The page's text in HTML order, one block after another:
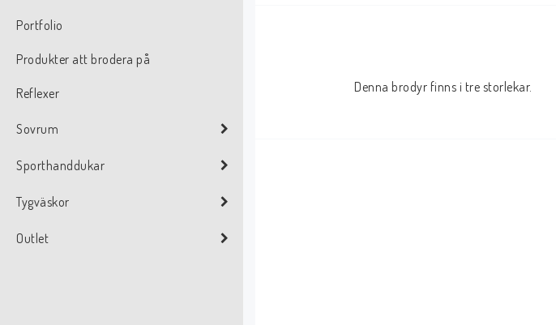
Portfolio
Produkter att brodera på
Reflexer
Sovrum
Sporthanddukar
Tygväskor
Outlet
Denna brodyr finns i tre storlekar.